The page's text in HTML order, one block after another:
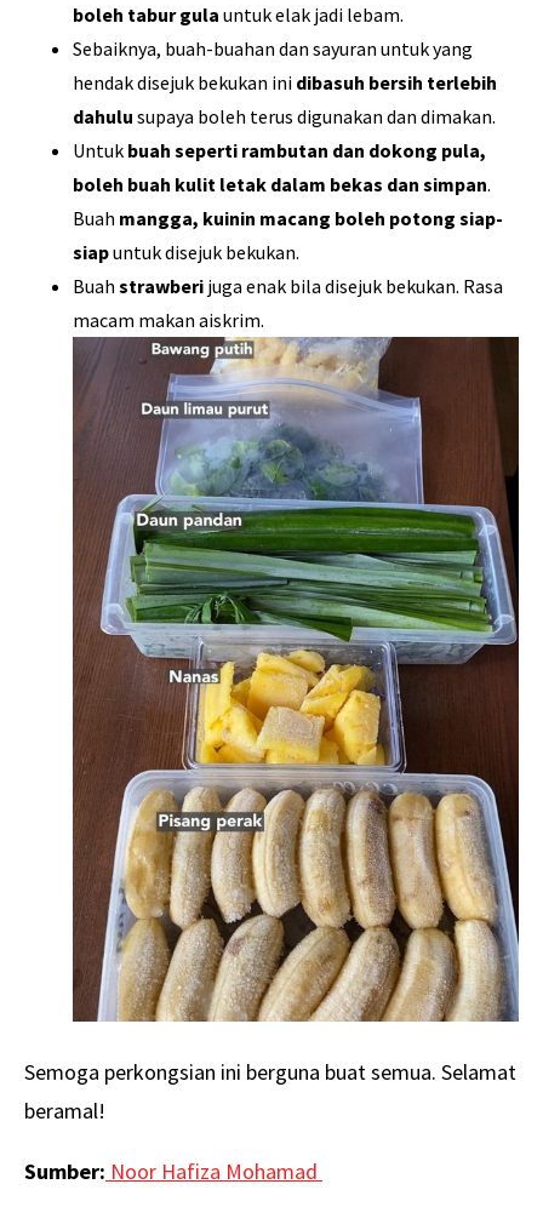
boleh tabur gula untuk elak jadi lebam.
Sebaiknya, buah-buahan dan sayuran untuk yang
hendak disejuk bekukan ini dibasuh bersih terlebih
dahulu supaya boleh terus digunakan dan dimakan.
Untuk buah seperti rambutan dan dokong pula,
boleh buah kulit letak dalam bekas dan simpan.
Buah mangga, kuinin macang boleh potong siap-
siapuntuk disejuk bekukan.
Buah strawberi juga enak bila disejuk bekukan. Rasa
macam makan aiskrim.
Semoga perkongsian ini berguna buat semua. Selamat
beramal!
Sumber: Noor Hafiza Mohamad